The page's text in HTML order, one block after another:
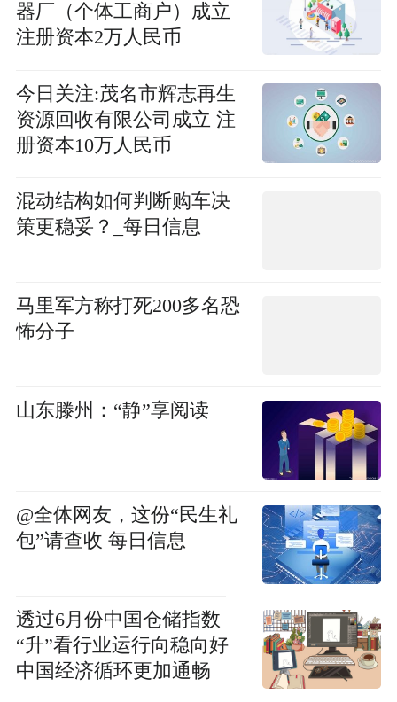
器厂（个体工商户）成立
注册资本2万人民币
今日关注:茂名市辉志再生
资源回收有限公司成立 注
册资本10万人民币
混动结构如何判断购车决
策更稳妥？_每日信息
马里军方称打死200多名恐
怖分子
山东滕州：“静”享阅读
@全体网友，这份“民生礼
包”请查收 每日信息
透过6月份中国仓储指数
“升”看行业运行向稳向好
中国经济循环更加通畅